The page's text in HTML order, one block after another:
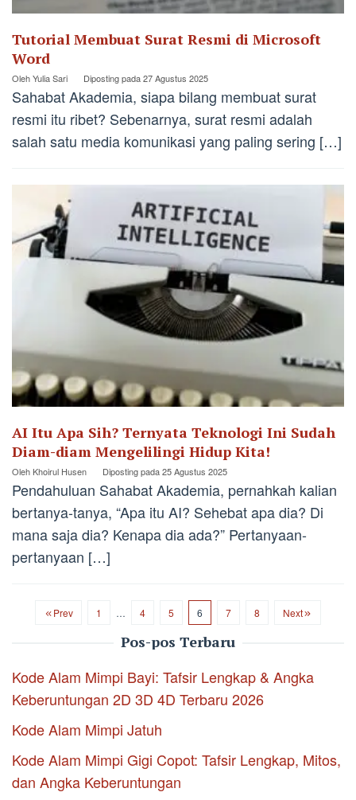
Tutorial Membuat Surat Resmi di Microsoft
Word
OlehYulia Sari Diposting pada27 Agustus 2025
Sahabat Akademia, siapa bilang membuat surat
resmi itu ribet? Sebenarnya, surat resmi adalah
salah satu media komunikasi yang paling sering […]
AI Itu Apa Sih? Ternyata Teknologi Ini Sudah
Diam-diam Mengelilingi Hidup Kita!
Oleh Khoirul Husen Diposting pada25 Agustus 2025
Pendahuluan Sahabat Akademia, pernahkah kalian
bertanya-tanya, “Apa itu AI? Sehebat apa dia? Di
mana saja dia? Kenapa dia ada?” Pertanyaan-
pertanyaan […]
Prev 1 … 4 5 6 7 8 Next
Pos-pos Terbaru
Kode Alam Mimpi Bayi: Tafsir Lengkap & Angka
Keberuntungan 2D 3D 4D Terbaru 2026
Kode Alam Mimpi Jatuh
Kode Alam Mimpi Gigi Copot: Tafsir Lengkap, Mitos,
dan Angka Keberuntungan